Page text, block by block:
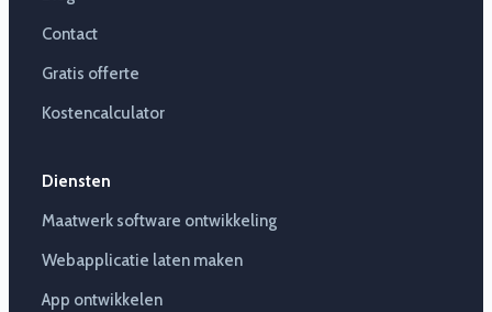
Contact
Gratis offerte
Kostencalculator
Diensten
Maatwerk software ontwikkeling
Webapplicatie laten maken
App ontwikkelen